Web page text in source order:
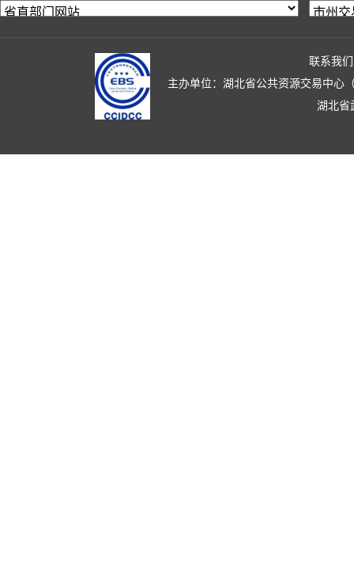
联系我们
主办单位：湖北省公共资源交易中心
湖北省